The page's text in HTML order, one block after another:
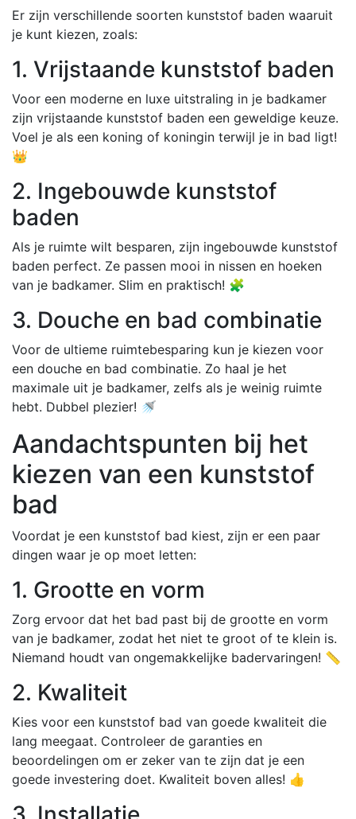
Er zijn verschillende soorten kunststof baden waaruit
je kunt kiezen, zoals:
1. Vrijstaande kunststof baden
Voor een moderne en luxe uitstraling in je badkamer
zijn vrijstaande kunststof baden een geweldige keuze.
Voel je als een koning of koningin terwijl je in bad ligt!
👑
2. Ingebouwde kunststof
baden
Als je ruimte wilt besparen, zijn ingebouwde kunststof
baden perfect. Ze passen mooi in nissen en hoeken
van je badkamer. Slim en praktisch! 🧩
3. Douche en bad combinatie
Voor de ultieme ruimtebesparing kun je kiezen voor
een douche en bad combinatie. Zo haal je het
maximale uit je badkamer, zelfs als je weinig ruimte
hebt. Dubbel plezier! 🚿
Aandachtspunten bij het
kiezen van een kunststof
bad
Voordat je een kunststof bad kiest, zijn er een paar
dingen waar je op moet letten:
1. Grootte en vorm
Zorg ervoor dat het bad past bij de grootte en vorm
van je badkamer, zodat het niet te groot of te klein is.
Niemand houdt van ongemakkelijke badervaringen! 📏
2. Kwaliteit
Kies voor een kunststof bad van goede kwaliteit die
lang meegaat. Controleer de garanties en
beoordelingen om er zeker van te zijn dat je een
goede investering doet. Kwaliteit boven alles! 👍